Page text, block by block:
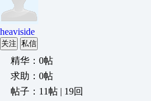
heaviside
关注 私信
精华：0帖
求助：0帖
帖子：11帖 | 19回